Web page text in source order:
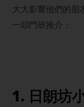
大大影響他們的朋
一叩門班推介：
1. 日朗坊